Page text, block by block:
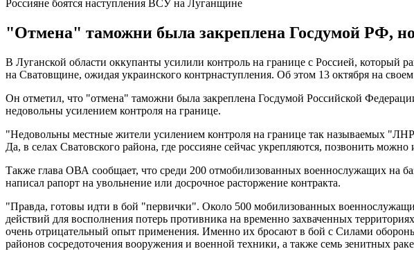
Россияне боятся наступления ВСУ на Луганщине
"Отмена" таможни была закреплена Госдумой РФ, но
В Луганской области оккупанты усилили контроль на границе с Россией, который
на Сватовщине, ожидая украинского контрнаступления. Об этом 13 октября на
Он отметил, что "отмена" таможни была закреплена Госдумой Российской
недовольны усилением контроля на границе.
"Недовольны местные жители усилением контроля на границе так называемых
Да, в селах Сватовского района, где россияне сейчас укрепляются, позвонить
Также глава ОВА сообщает, что среди 200 отмобилизованных военнослужащих на
написал рапорт на увольнение или досрочное расторжение контракта.
"Правда, готовы идти в бой "первички". Около 500 мобилизованных
действий для восполнения потерь противника на временно захваченных
очень отрицательный опыт применения. Именно их бросают в бой с Силами
районов сосредоточения вооружения и военной техники, а также семь зенитных